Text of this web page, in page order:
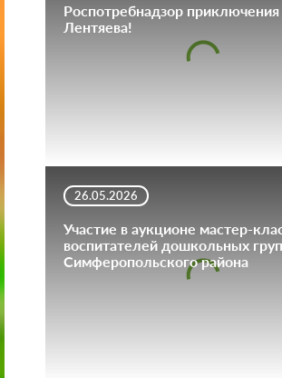
Роспотребнадзор
Лентяева!
26.05.2026
Участие в аукционе мастер-
воспитателей дошкольных
Симферопольского района